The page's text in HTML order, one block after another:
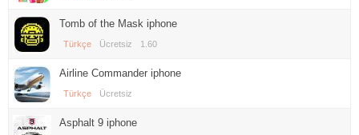
Tomb of the Mask iphone
Türkçe Ücretsiz 1.60
Airline Commander iphone
Türkçe Ücretsiz
Asphalt 9 iphone